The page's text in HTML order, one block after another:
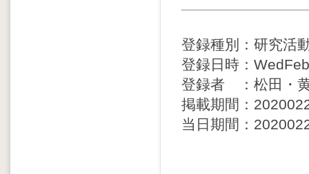
登録種別：研究活
登録日時：
登録者 ：松田・
掲載期間：
当日期間：